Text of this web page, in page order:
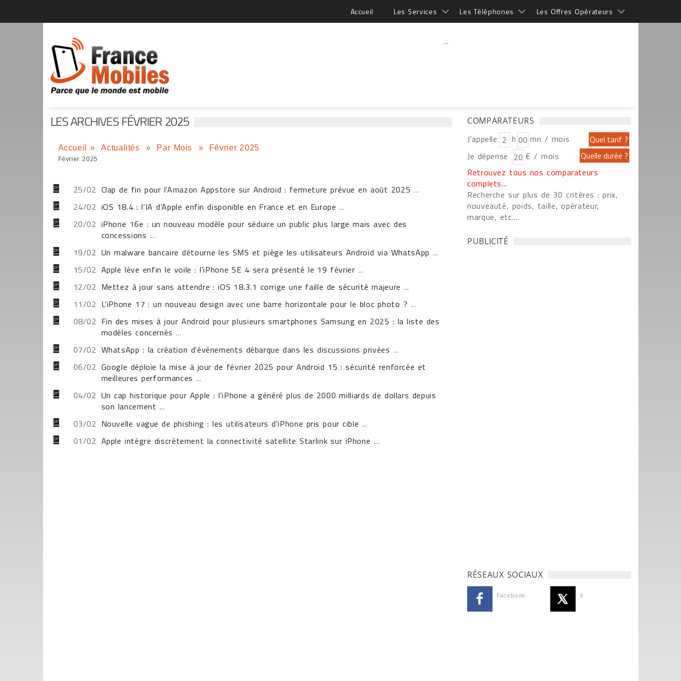
Accueil Les Services Les Téléphones Les Offres Opérateurs
...
LES ARCHIVES FÉVRIER 2025
Accueil » Actualités » Par Mois » Février 2025
Février 2025
25/02 Clap de fin pour l'Amazon Appstore sur Android : fermeture prévue en août 2025 ...
24/02 iOS 18.4 : l'IA d'Apple enfin disponible en France et en Europe ...
20/02 iPhone 16e : un nouveau modèle pour séduire un public plus large mais avec des
concessions ...
19/02 Un malware bancaire détourne les SMS et piège les utilisateurs Android via WhatsApp ...
15/02 Apple lève enfin le voile : l'iPhone SE 4 sera présenté le 19 février ...
12/02 Mettez à jour sans attendre : iOS 18.3.1 corrige une faille de sécurité majeure ...
11/02 L'iPhone 17 : un nouveau design avec une barre horizontale pour le bloc photo ? ...
08/02 Fin des mises à jour Android pour plusieurs smartphones Samsung en 2025 : la liste des
modèles concernés ...
07/02 WhatsApp : la création d'événements débarque dans les discussions privées ...
06/02 Google déploie la mise à jour de février 2025 pour Android 15 : sécurité renforcée et
meilleures performances ...
04/02 Un cap historique pour Apple : l'iPhone a généré plus de 2000 milliards de dollars depuis
son lancement ...
03/02 Nouvelle vague de phishing : les utilisateurs d'iPhone pris pour cible ...
01/02 Apple intègre discrètement la connectivité satellite Starlink sur iPhone ...
COMPARATEURS
J'appelle h
mn / mois
Je dépense
€ / mois
Retrouvez tous nos comparateurs
complets...
Recherche sur plus de 30 critères : prix,
nouveauté, poids, taille, opérateur,
marque, etc....
PUBLICITÉ
RÉSEAUX SOCIAUX
Facebook X